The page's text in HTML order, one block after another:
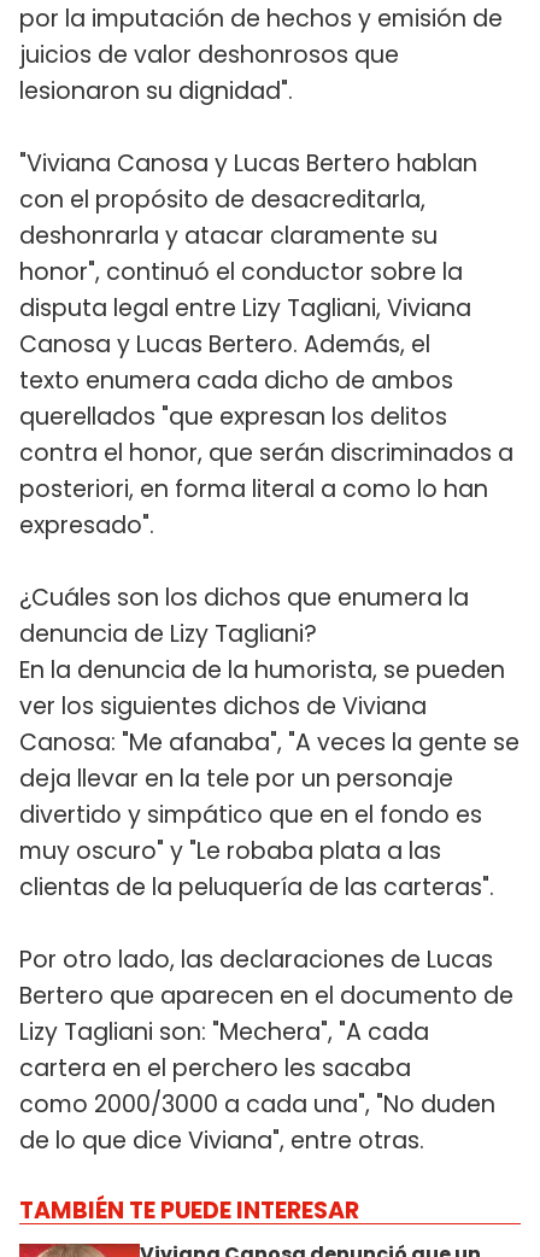
por la imputación de hechos y emisión de
juicios de valor deshonrosos que
lesionaron su dignidad".
"Viviana Canosa y Lucas Bertero hablan
con el propósito de desacreditarla,
deshonrarla y atacar claramente su
honor", continuó el conductor sobre la
disputa legal entre Lizy Tagliani, Viviana
Canosa y Lucas Bertero. Además, el
texto enumera cada dicho de ambos
querellados "que expresan los delitos
contra el honor, que serán discriminados a
posteriori, en forma literal a como lo han
expresado".
¿Cuáles son los dichos que enumera la
denuncia de Lizy Tagliani?
En la denuncia de la humorista, se pueden
ver los siguientes dichos de Viviana
Canosa: "Me afanaba", "A veces la gente se
deja llevar en la tele por un personaje
divertido y simpático que en el fondo es
muy oscuro" y "Le robaba plata a las
clientas de la peluquería de las carteras".
Por otro lado, las declaraciones de Lucas
Bertero que aparecen en el documento de
Lizy Tagliani son: "Mechera", "A cada
cartera en el perchero les sacaba
como 2000/3000 a cada una", "No duden
de lo que dice Viviana", entre otras.
TAMBIÉN TE PUEDE INTERESAR